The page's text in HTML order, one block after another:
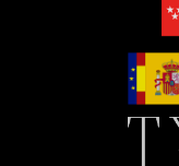
participar
renovar
aquellas
de las
entidades